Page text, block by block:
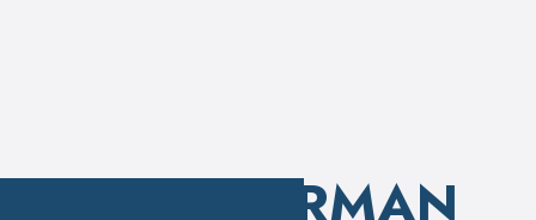
F.I.B. BARMAN